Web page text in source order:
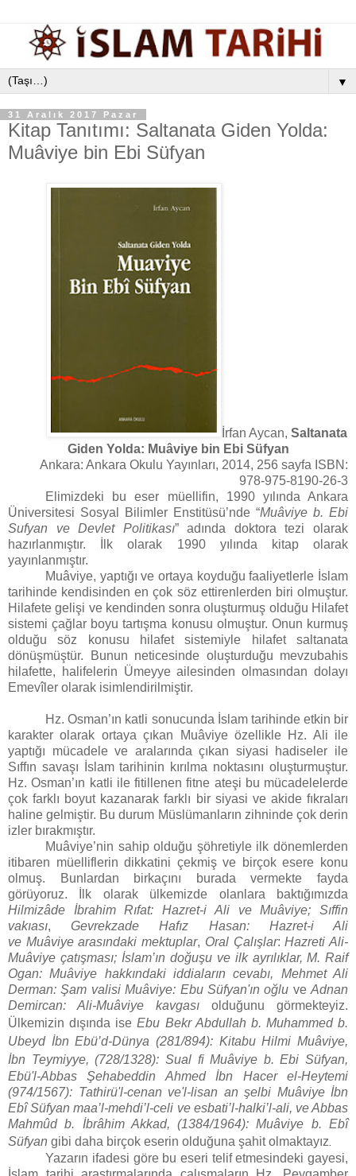
▼
31 Aralık 2017 Pazar
Kitap Tanıtımı: Saltanata Giden Yolda:
Muâviye bin Ebi Süfyan
İrfan Aycan,Saltanata
Giden Yolda: Muâviye bin Ebi Süfyan
Ankara: Ankara Okulu Yayınları, 2014, 256 sayfa ISBN:
978-975-8190-26-3
Elimizdeki bu eser müellifin, 1990 yılında Ankara
Üniversitesi Sosyal Bilimler Enstitüsü’nde “Muâviye b. Ebi
Sufyan ve Devlet Politikası” adında doktora tezi olarak
hazırlanmıştır. İlk olarak 1990 yılında kitap olarak
yayınlanmıştır.
Muâviye, yaptığı ve ortaya koyduğu faaliyetlerle İslam
tarihinde kendisinden en çok söz ettirenlerden biri olmuştur.
Hilafete gelişi ve kendinden sonra oluşturmuş olduğu Hilafet
sistemi çağlar boyu tartışma konusu olmuştur. Onun kurmuş
olduğu söz konusu hilafet sistemiyle hilafet saltanata
dönüşmüştür. Bunun neticesinde oluşturduğu mevzubahis
hilafette, halifelerin Ümeyye ailesinden olmasından dolayı
Emevîler olarak isimlendirilmiştir.
Hz. Osman’ın katli sonucunda İslam tarihinde etkin bir
karakter olarak ortaya çıkan Muâviye özellikle Hz. Ali ile
yaptığı mücadele ve aralarında çıkan siyasi hadiseler ile
Sıffın savaşı İslam tarihinin kırılma noktasını oluşturmuştur.
Hz. Osman’ın katli ile fitillenen fitne ateşi bu mücadelelerde
çok farklı boyut kazanarak farklı bir siyasi ve akide fıkraları
haline gelmiştir. Bu durum Müslümanların zihninde çok derin
izler bırakmıştır.
Muâviye’nin sahip olduğu şöhretiyle ilk dönemlerden
itibaren müelliflerin dikkatini çekmiş ve birçok esere konu
olmuş. Bunlardan birkaçını burada vermekte fayda
görüyoruz. İlk olarak ülkemizde olanlara baktığımızda
Hilmizâde İbrahim Rıfat: Hazret-i Ali ve Muâviye; Sıffin
vakıası,Gevrekzade Hafız Hasan: Hazret-i Ali
ve Muâviye arasındaki mektuplar, Oral Çalışlar:Hazreti Ali-
Muâviye çatışması; İslam’ın doğuşu ve ilk ayrılıklar, M. Raif
Ogan: Muâviye hakkındaki iddiaların cevabı, Mehmet Ali
Derman: Şam valisi Muâviye: Ebu Süfyan'ın oğlu ve Adnan
Demircan: Ali-Muâviye kavgası olduğunu görmekteyiz.
Ülkemizin dışında iseEbu Bekr Abdullah b. Muhammed b.
Ubeyd İbn Ebü’d-Dünya (281/894): Kitabu Hilmi Muâviye,
İbn Teymiyye, (728/1328): Sual fiMuâviye b. Ebi Süfyan,
Ebü'l-Abbas Şehabeddin Ahmed İbn Hacer el-Heytemi
(974/1567): Tathirü'l-cenan ve'l-lisan an şelbi Muâviye İbn
Ebî Süfyan maa’l-mehdi’l-celi ve esbati’l-halki’l-ali, ve Abbas
Mahmûd b. İbrâhim Akkad, (1384/1964): Muâviye b. Ebî
Süfyan gibi daha birçok eserin olduğuna şahit olmaktayız
Yazarın ifadesi göre bu eseri telif etmesindeki gayesi,